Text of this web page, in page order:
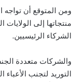
ومن المتوقع أن تواجه
منتجاتها إلى
الشركاء الرئيسيين.
والشركات متعددة
التوريد لتجنب الأعباء